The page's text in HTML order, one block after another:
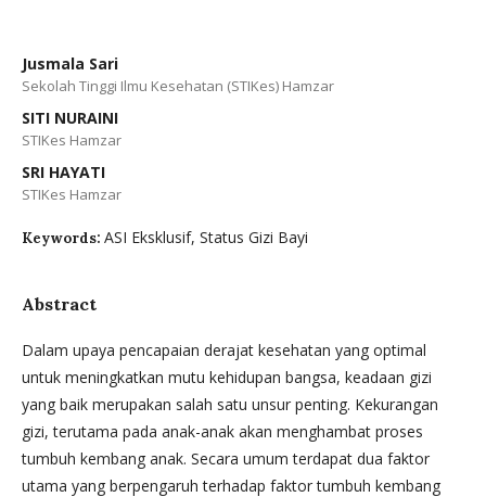
Jusmala Sari
Sekolah Tinggi Ilmu Kesehatan (STIKes) Hamzar
SITI NURAINI
STIKes Hamzar
SRI HAYATI
STIKes Hamzar
Keywords: ASI Eksklusif, Status Gizi Bayi
Abstract
Dalam upaya pencapaian derajat kesehatan yang optimal
untuk meningkatkan mutu kehidupan bangsa, keadaan gizi
yang baik merupakan salah satu unsur penting. Kekurangan
gizi, terutama pada anak-anak akan menghambat proses
tumbuh kembang anak. Secara umum terdapat dua faktor
utama yang berpengaruh terhadap faktor tumbuh kembang